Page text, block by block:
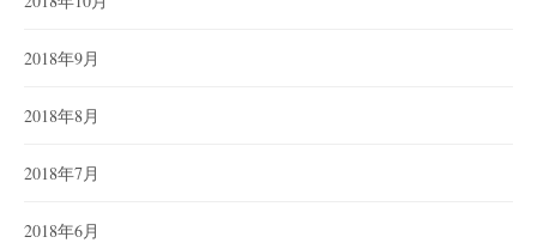
2018年9月
2018年8月
2018年7月
2018年6月